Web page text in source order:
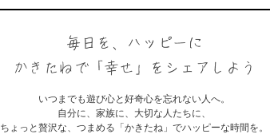
いつまでも遊び心と好奇心を忘れない人へ。
自分に、家族に、大切な人たちに、
ちょっと贅沢な、つまめる「かきたね」でハッピーな時間を。